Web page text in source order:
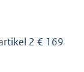
2 € 169